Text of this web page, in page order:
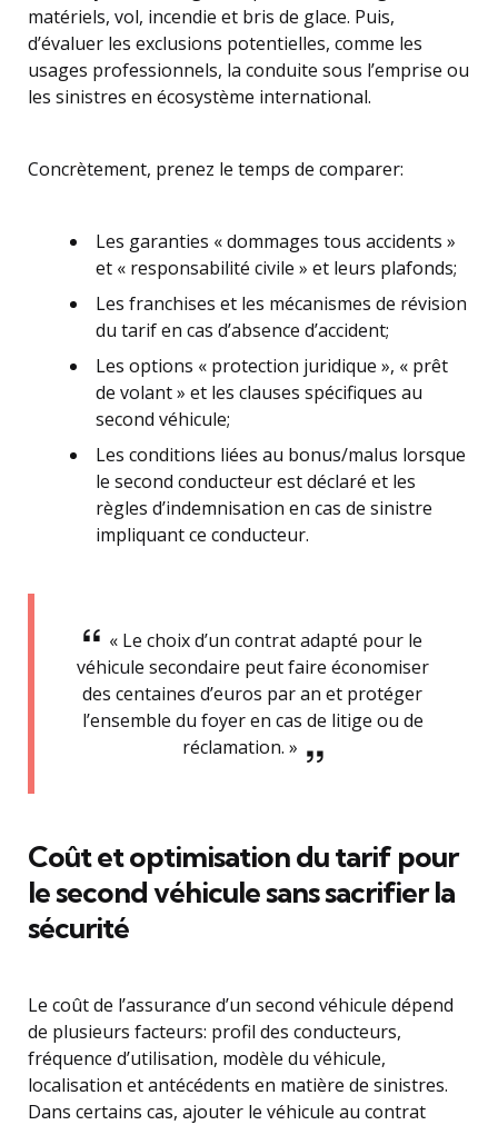
matériels, vol, incendie et bris de glace. Puis,
d’évaluer les exclusions potentielles, comme les
usages professionnels, la conduite sous l’emprise ou
les sinistres en écosystème international.
Concrètement, prenez le temps de comparer:
Les garanties « dommages tous accidents »
et « responsabilité civile » et leurs plafonds;
Les franchises et les mécanismes de révision
du tarif en cas d’absence d’accident;
Les options « protection juridique », « prêt
de volant » et les clauses spécifiques au
second véhicule;
Les conditions liées au bonus/malus lorsque
le second conducteur est déclaré et les
règles d’indemnisation en cas de sinistre
impliquant ce conducteur.
« Le choix d’un contrat adapté pour le
véhicule secondaire peut faire économiser
des centaines d’euros par an et protéger
l’ensemble du foyer en cas de litige ou de
réclamation. »
Coût et optimisation du tarif pour
le second véhicule sans sacrifier la
sécurité
Le coût de l’assurance d’un second véhicule dépend
de plusieurs facteurs: profil des conducteurs,
fréquence d’utilisation, modèle du véhicule,
localisation et antécédents en matière de sinistres.
Dans certains cas, ajouter le véhicule au contrat